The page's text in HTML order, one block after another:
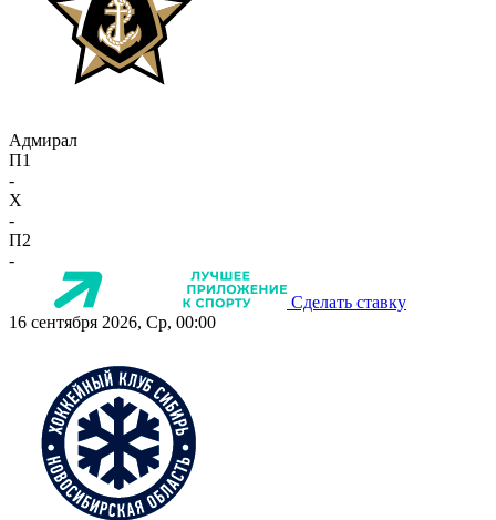
Адмирал
П1
-
X
-
П2
-
Сделать ставку
16 сентября 2026, Ср, 00:00